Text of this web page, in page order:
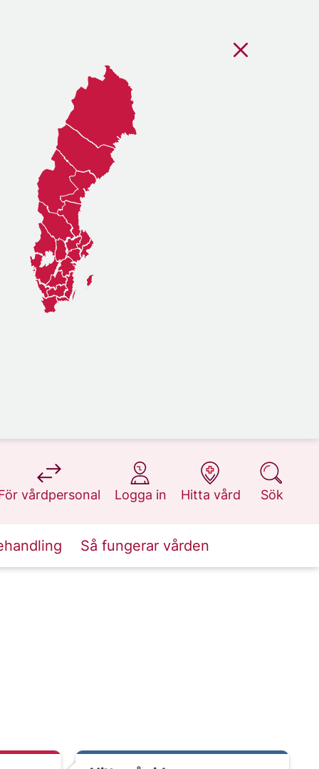
vårdpersonal
på 1177.se
Logga in
på 1177.se
Hitta vård
på 1177.se
Sök
på 1177.se
Så fungerar vården